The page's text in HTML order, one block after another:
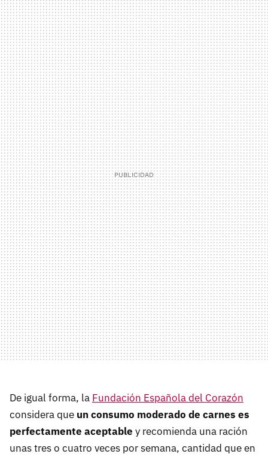
De igual forma, la Fundación Española del Corazón
considera que un consumo moderado de carnes es
perfectamente aceptable y recomienda una ración
unas tres o cuatro veces por semana, cantidad que en